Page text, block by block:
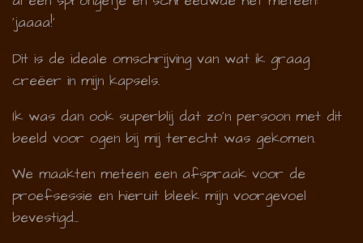
'jaaaa!'
Dit is de ideale omschrijving van wat ik graag
creëer in mijn kapsels.
Ik was dan ook superblij dat zo'n persoon met dit
beeld voor ogen bij mij terecht was gekomen.
We maakten meteen een afspraak voor de
proefsessie en hieruit bleek mijn voorgevoel
bevestigd...